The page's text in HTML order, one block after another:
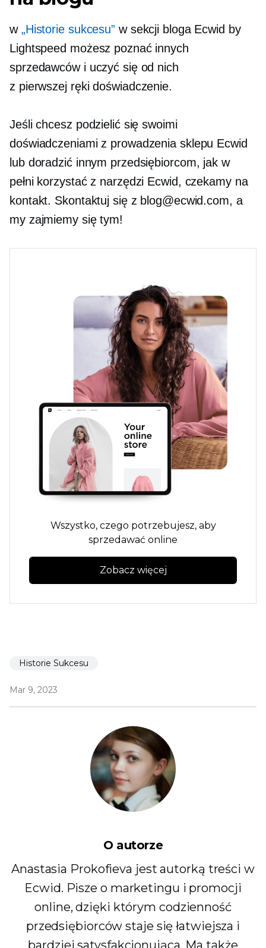
w „Historie sukcesu” w sekcji bloga Ecwid by
Lightspeed możesz poznać innych
sprzedawców i uczyć się od nich
z pierwszej rękidoświadczenie.
Jeśli chcesz podzielić się swoimi
doświadczeniami z prowadzenia sklepu Ecwid
lub doradzić innym przedsiębiorcom, jak w
pełni korzystać z narzędzi Ecwid, czekamy na
kontakt. Skontaktuj się z blog@ecwid.com, a
my zajmiemy się tym!
Wszystko, czego potrzebujesz, aby
sprzedawać online
Zobacz więcej
Historie Sukcesu
Mar 9, 2023
O autorze
Anastasia Prokofieva jest autorką treści w
Ecwid. Pisze o marketingu i promocji
online, dzięki którym codzienność
przedsiębiorców staje się łatwiejsza i